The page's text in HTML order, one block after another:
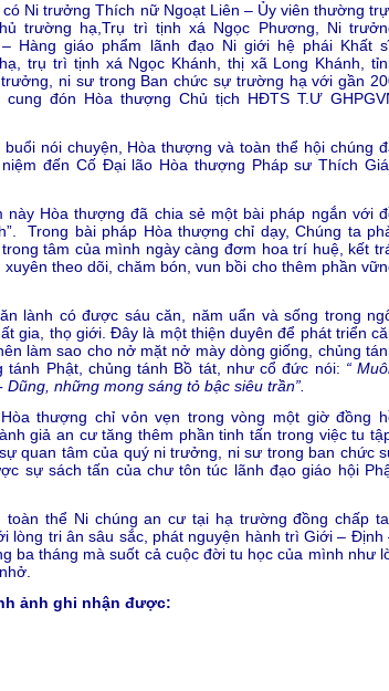
Ni trưởng Thích nữ Ngoạt Liên – Ủy viên thường
trường hạ,Trụ trì tịnh xá Ngọc Phương, Ni
Hàng giáo phẩm lãnh đạo Ni giới hệ phái Khất
trụ trì tịnh xá Ngọc Khánh, thị xã Long Khánh,
ni sư trong Ban chức sự trường hạ với gần
đón Hòa thượng Chủ tịch HĐTS T.Ư
nói chuyện, Hòa thượng và toàn thể hội chúng
đến Cố Đại lão Hòa thượng Pháp sư Thích
này Hòa thượng đã chia sẻ một bài pháp ngắn với
Trong bài pháp Hòa thượng chỉ dạy, Chúng ta
tâm của mình ngày càng đơm hoa trí huệ, kết
theo dõi, chăm bón, vun bồi cho thêm phần
lành có được sáu căn, năm uẩn và sống trong
gia, thọ giới. Đây là một thiện duyên để phát triển
làm sao cho nở mặt nở mày dòng giống, chủng
tánh Phật, chủng tánh Bồ tát, như cổ đức nói: “
những mong sáng tỏ bậc siêu trần”.
thượng chỉ vỏn vẹn trong vòng một giờ đồng
giả an cư tăng thêm phần tinh tấn trong việc tu
quan tâm của quý ni trưởng, ni sư trong ban chức
sự sách tấn của chư tôn túc lãnh đạo giáo hội
thể Ni chúng an cư tại hạ trường đồng chấp
lòng tri ân sâu sắc, phát nguyện hành trì Giới – Định
ba tháng mà suốt cả cuộc đời tu học của mình như
ảnh ghi nhận được: